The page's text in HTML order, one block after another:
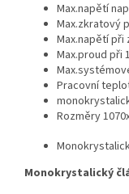
Max.napětí
Max.zkratový
Max.napětí při
Max.proud při
Pracovní
Rozměry
Monokrystalický